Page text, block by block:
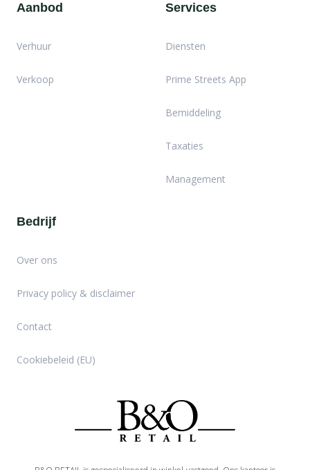
Aanbod
Verhuur
Verkoop
Services
Diensten
Prime Streets App
Bemiddeling
Taxaties
Management
Bedrijf
Over ons
Privacy policy & disclaimer
Contact
Cookiebeleid (EU)